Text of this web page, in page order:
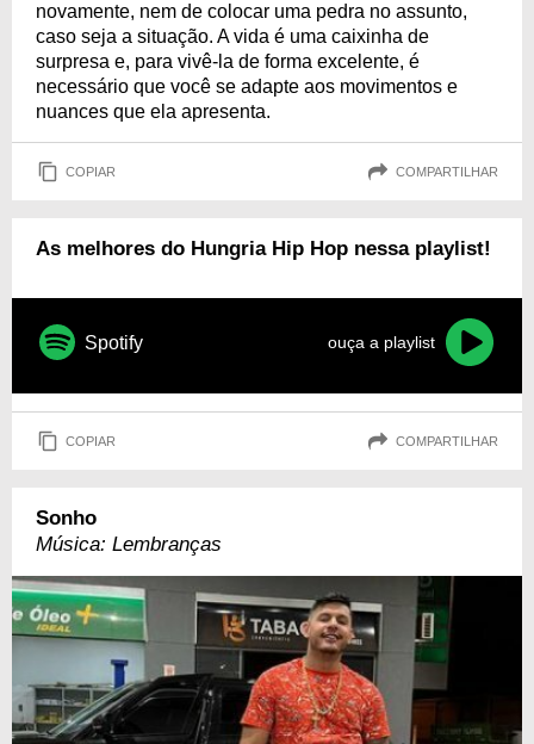
novamente, nem de colocar uma pedra no assunto,
caso seja a situação. A vida é uma caixinha de
surpresa e, para vivê-la de forma excelente, é
necessário que você se adapte aos movimentos e
nuances que ela apresenta.
COPIAR COMPARTILHAR
As melhores do Hungria Hip Hop nessa playlist!
Spotify ouça a playlist
COPIAR COMPARTILHAR
Sonho
Música: Lembranças